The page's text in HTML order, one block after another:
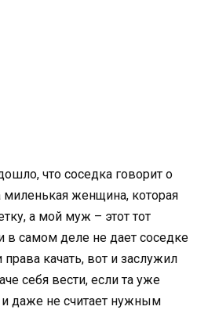
что соседка говорит о
женщина, которая
а мой муж – этот тот
в самом деле не дает соседке
качать, вот и заслужил
себя вести, если та уже
даже не считает нужным